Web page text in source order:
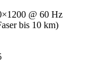
@ 60 Hz
bis 10 km)